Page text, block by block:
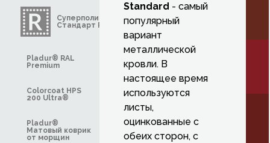
Суперполиэстер
Стандарт R-MAT
Pladur® RAL
Premium
Colorcoat HPS
200 Ultra®
Pladur®
Матовый коврик
от морщин
Standard - самый
популярный
вариант
металлической
кровли. В
настоящее время
используются
листы,
оцинкованные с
обеих сторон, с